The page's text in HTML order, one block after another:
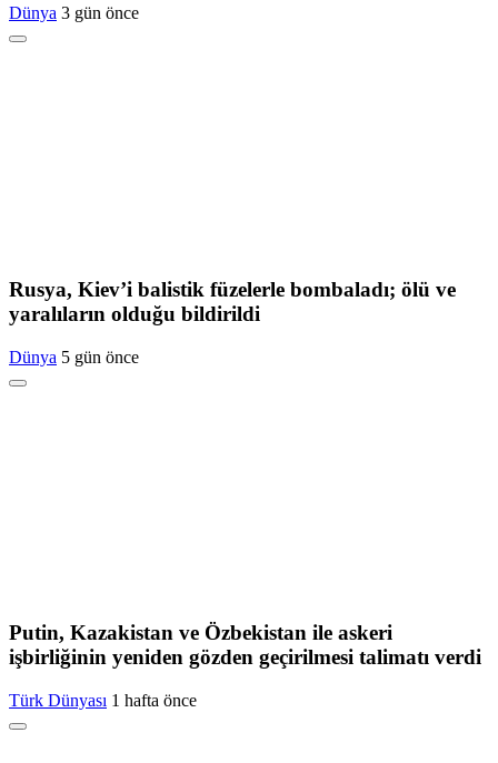
Dünya 3 gün önce
Rusya, Kiev’i balistik füzelerle bombaladı; ölü ve
yaralıların olduğu bildirildi
Dünya 5 gün önce
Putin, Kazakistan ve Özbekistan ile askeri
işbirliğinin yeniden gözden geçirilmesi talimatı verdi
Türk Dünyası 1 hafta önce